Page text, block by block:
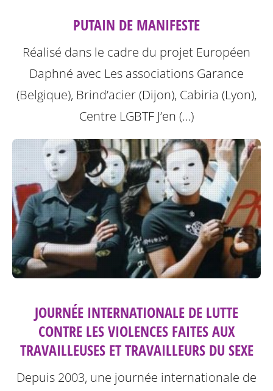
PUTAIN DE MANIFESTE
Réalisé dans le cadre du projet Européen
Daphné avec Les associations Garance
(Belgique), Brind’acier (Dijon), Cabiria (Lyon),
Centre LGBTF J’en (…)
JOURNÉE INTERNATIONALE DE LUTTE
CONTRE LES VIOLENCES FAITES AUX
TRAVAILLEUSES ET TRAVAILLEURS DU SEXE
Depuis 2003, une journée internationale de